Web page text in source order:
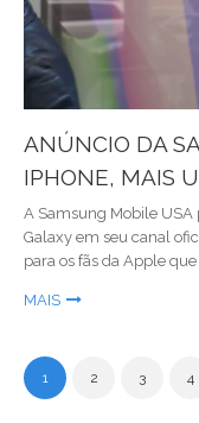
ANÚNCIO DA
IPHONE, MAIS
A Samsung Mobile
Galaxy em seu canal
para os fãs da Apple
MAIS
1 2 3 4